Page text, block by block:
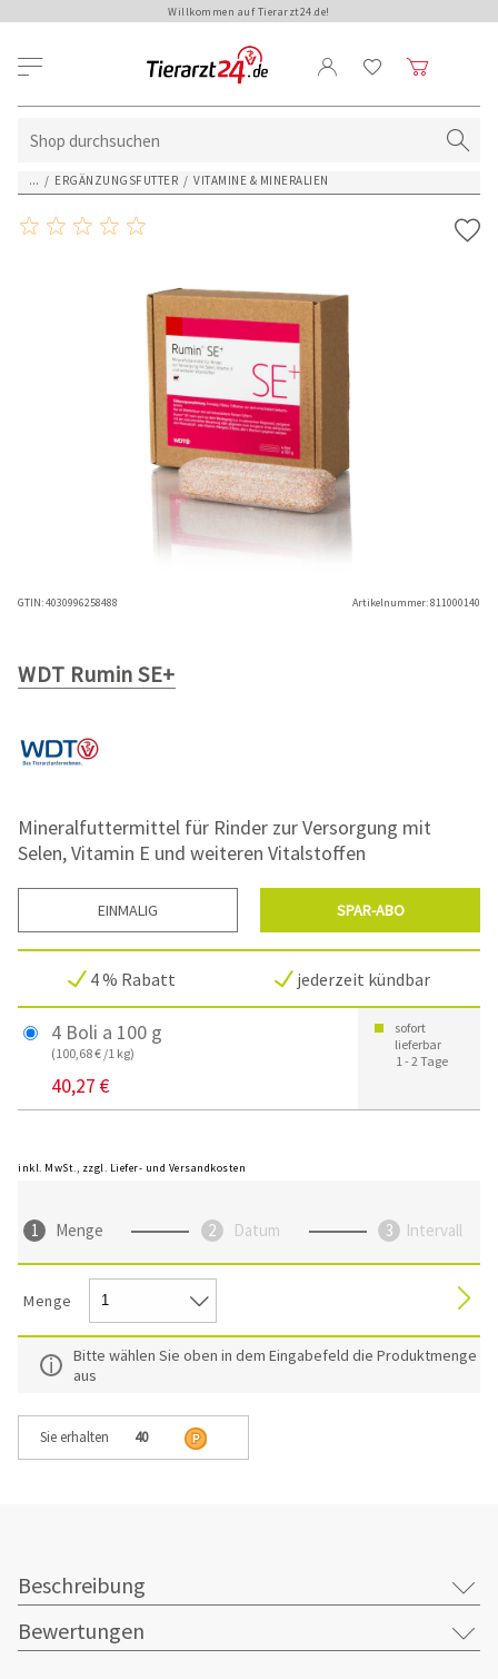
Willkommen auf Tierarzt24.de!
... / ERGÄNZUNGSFUTTER / VITAMINE & MINERALIEN
GTIN:4030996258488 Artikelnummer:811000140
WDT Rumin SE+
Mineralfuttermittel für Rinder zur Versorgung mit
Selen, Vitamin E und weiteren Vitalstoffen
EINMALIG SPAR-ABO
4 % Rabatt jederzeit kündbar
4 Boli a 100 g
(100,68 € /1 kg)
40,27 €
sofort
lieferbar
1 - 2 Tage
inkl. MwSt., zzgl. Liefer- und Versandkosten
Menge Datum Intervall
Menge
Bitte wählen Sie oben in dem Eingabefeld die Produktmenge
aus
Sie erhalten 40
Beschreibung
Bewertungen